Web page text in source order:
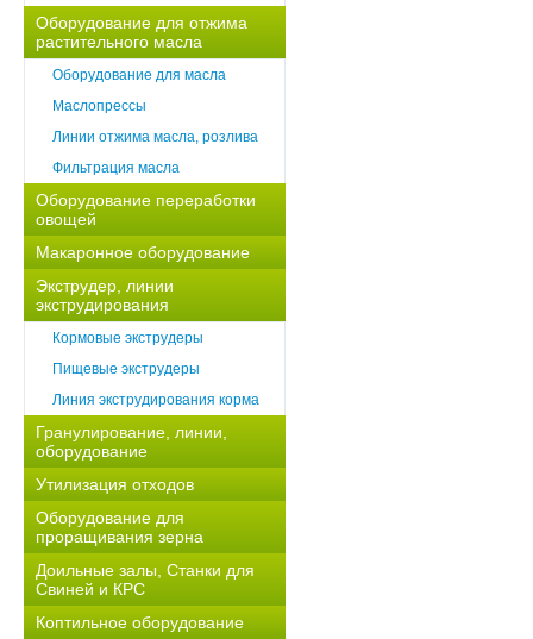
Оборудование для отжима
растительного масла
Оборудование для масла
Маслопрессы
Линии отжима масла, розлива
Фильтрация масла
Оборудование переработки
овощей
Макаронное оборудование
Экструдер, линии
экструдирования
Кормовые экструдеры
Пищевые экструдеры
Линия экструдирования корма
Гранулирование, линии,
оборудование
Утилизация отходов
Оборудование для
проращивания зерна
Доильные залы, Станки для
Свиней и КРС
Коптильное оборудование